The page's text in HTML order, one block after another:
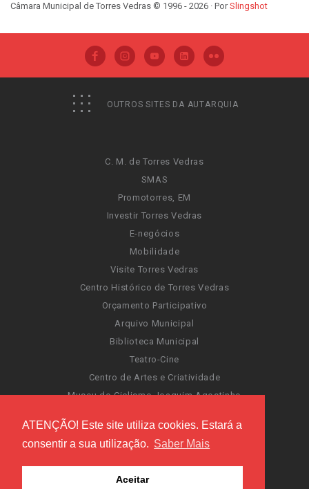
ATENÇÃO! Este site utiliza cookies. Estará a
consentir a sua utilização. Saber Mais
Aceitar
Câmara Municipal de Torres Vedras © 1996 - 2026 · PorSlingshot
OUTROS SITES DA AUTARQUIA
C. M. de Torres Vedras
SMAS
Promotorres, EM
Investir Torres Vedras
E-negócios
Mobilidade
Visite Torres Vedras
Centro Histórico de Torres Vedras
Orçamento Participativo
Arquivo Municipal
Biblioteca Municipal
Teatro-Cine
Centro de Artes e Criatividade
Museu do Ciclismo Joaquim Agostinho
Portal da Atividade Física
Carnaval de Torres Vedras
Santa Cruz Ocean Spirit
Novas Invasões